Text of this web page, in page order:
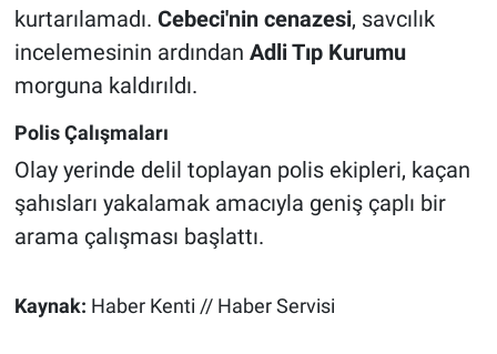
kurtarılamadı. Cebeci'nin cenazesi, savcılık
incelemesinin ardından Adli Tıp Kurumu
morguna kaldırıldı.
Polis Çalışmaları
Olay yerinde delil toplayan polis ekipleri, kaçan
şahısları yakalamak amacıyla geniş çaplı bir
arama çalışması başlattı.
Kaynak: Haber Kenti // Haber Servisi